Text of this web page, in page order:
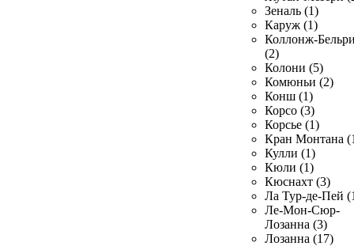
Зеналь (1)
Каруж (1)
Коллонж-
(2)
Колони (5)
Комюньи (2)
Конш (1)
Корсо (3)
Корсье (1)
Кран Монтана
Кулли (1)
Кюли (1)
Кюснахт (3)
Ла Тур-де-Пей
Ле-Мон-Сюр-
Лозанна (3)
Лозанна (17)